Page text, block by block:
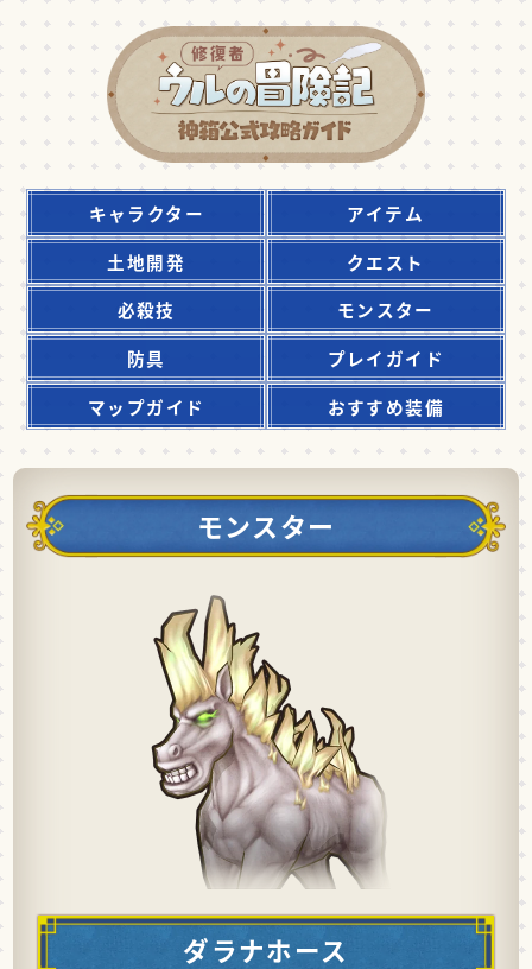
キャラクター
アイテム
土地開発
クエスト
必殺技
モンスター
防具
プレイガイド
マップガイド
おすすめ装備
モンスター
ダラナホース